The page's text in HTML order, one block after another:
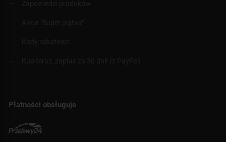
Płatności obsługuje